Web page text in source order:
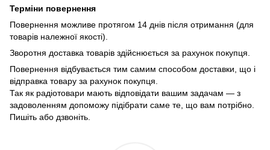
Терміни повернення
Повернення можливе протягом 14 днів після отримання (для
товарів належної якості).
Зворотня доставка товарів здійснюється за рахунок покупця.
Повернення відбувається тим самим способом доставки, що і
відправка товару за рахунок покупця.
Так як радіотовари мають відповідати вашим задачам — з
задоволенням допоможу підібрати саме те, що вам потрібно.
Пишіть або дзвоніть.